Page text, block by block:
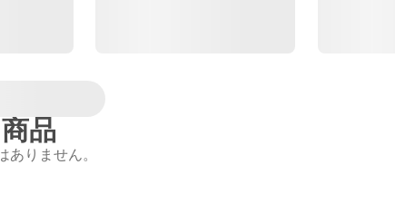
品
ありません。